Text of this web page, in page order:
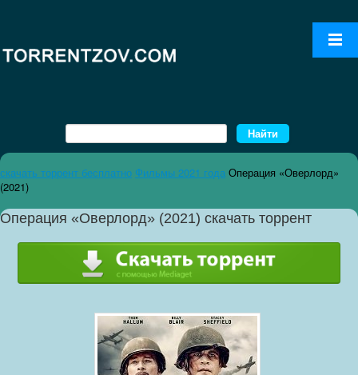
скачать торрент бесплатно Фильмы 2021 года Операция «Оверлорд»
(2021)
Операция «Оверлорд» (2021) скачать торрент